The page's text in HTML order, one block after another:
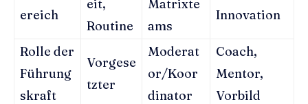
ereich
eit,
Routine
Matrixte
ams
Innovation
Rolle der
Führung
skraft
Vorgese
tzter
Moderat
or/Koor
dinator
Coach,
Mentor,
Vorbild